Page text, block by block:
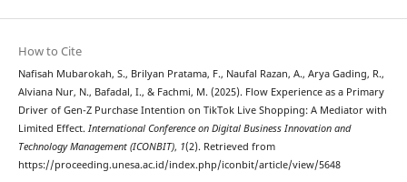
How to Cite
Nafisah Mubarokah, S., Brilyan Pratama, F., Naufal Razan, A., Arya Gading, R.,
Alviana Nur, N., Bafadal, I., & Fachmi, M. (2025). Flow Experience as a Primary
Driver of Gen-Z Purchase Intention on TikTok Live Shopping: A Mediator with
Limited Effect. International Conference on Digital Business Innovation and
Technology Management (ICONBIT), 1(2). Retrieved from
https://proceeding.unesa.ac.id/index.php/iconbit/article/view/5648